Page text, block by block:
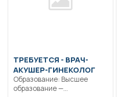
ТРЕБУЕТСЯ - ВРАЧ-
АКУШЕР-ГИНЕКОЛОГ
Образование: Высшее
образование —